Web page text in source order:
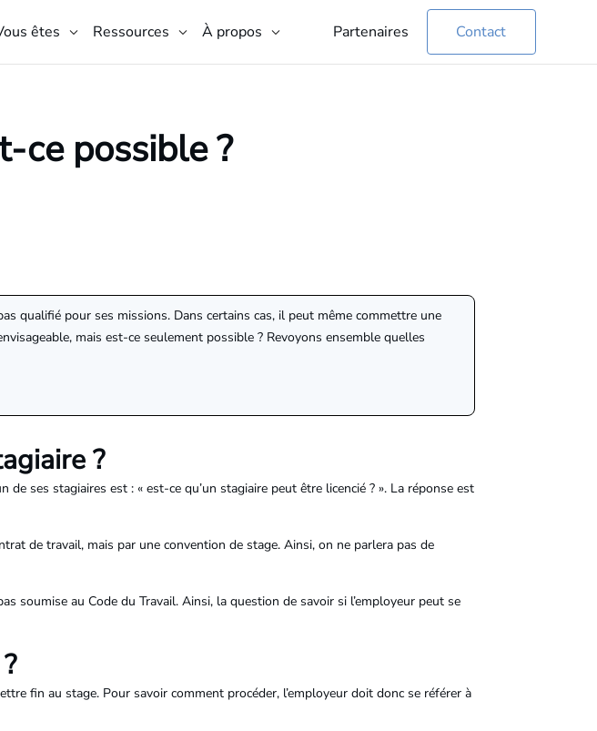
êtes Ressources À propos Partenaires Contact
ce possible ?
qualifié pour ses missions. Dans certains cas, il peut même commettre une
mais est-ce seulement possible ? Revoyons ensemble quelles
?
ses stagiaires est : « est-ce qu’un stagiaire peut être licencié ? ». La réponse est
de travail, mais par une convention de stage. Ainsi, on ne parlera pas de
soumise au Code du Travail. Ainsi, la question de savoir si l’employeur peut se
fin au stage. Pour savoir comment procéder, l’employeur doit donc se référer à